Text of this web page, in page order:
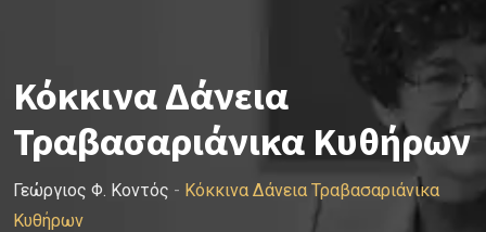
Κόκκινα Δάνεια
Τραβασαριάνικα Κυθήρων
Γεώργιος Φ. Κοντός - Κόκκινα Δάνεια Τραβασαριάνικα
Κυθήρων